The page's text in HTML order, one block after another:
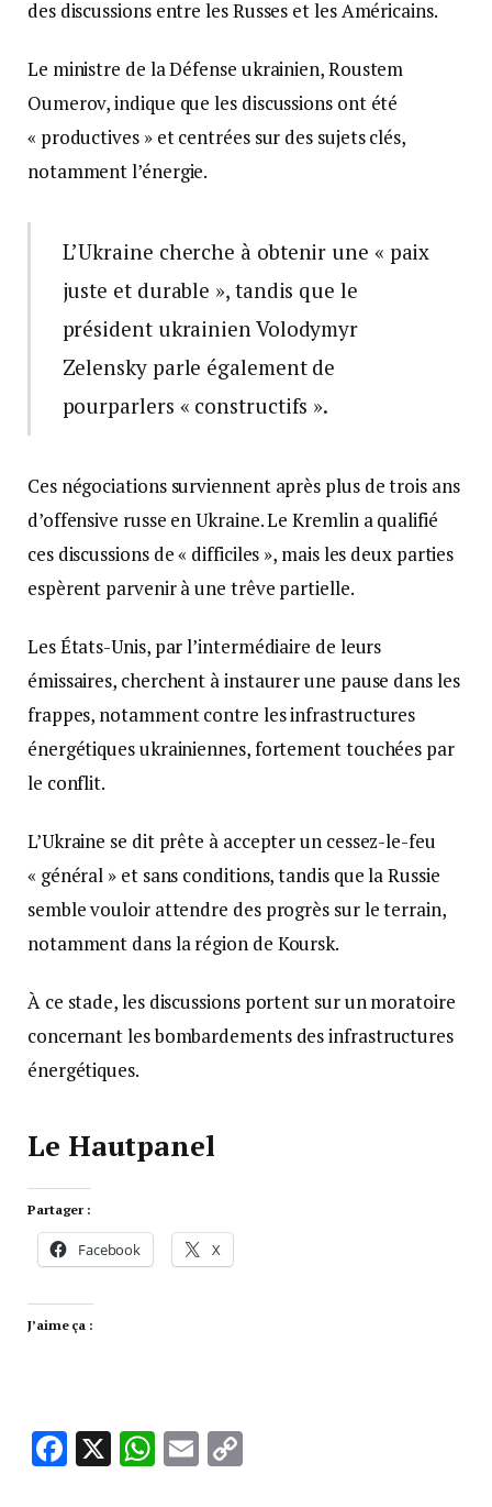
des discussions entre les Russes et les Américains.
Le ministre de la Défense ukrainien, Roustem
Oumerov, indique que les discussions ont été
« productives » et centrées sur des sujets clés,
notamment l’énergie.
L’Ukraine cherche à obtenir une « paix
juste et durable », tandis que le
président ukrainien Volodymyr
Zelensky parle également de
pourparlers « constructifs ».
Ces négociations surviennent après plus de trois ans
d’offensive russe en Ukraine. Le Kremlin a qualifié
ces discussions de « difficiles », mais les deux parties
espèrent parvenir à une trêve partielle.
Les États-Unis, par l’intermédiaire de leurs
émissaires, cherchent à instaurer une pause dans les
frappes, notamment contre les infrastructures
énergétiques ukrainiennes, fortement touchées par
le conflit.
L’Ukraine se dit prête à accepter un cessez-le-feu
« général » et sans conditions, tandis que la Russie
semble vouloir attendre des progrès sur le terrain,
notamment dans la région de Koursk.
À ce stade, les discussions portent sur un moratoire
concernant les bombardements des infrastructures
énergétiques.
Le Hautpanel
Partager :
Facebook X
J’aime ça :
Facebook
X WhatsApp
Email